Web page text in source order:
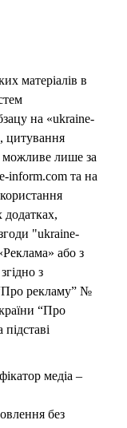
матеріалів в
на «ukraine-
цитування
можливе лише за
inform.com та на
додатках,
"ukraine-
або з
з
рекламу” №
“Про
медіа –
без